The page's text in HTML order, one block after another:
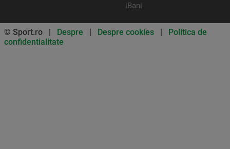
iBani
© Sport.ro | Despre | Despre cookies | Politica de
confidentialitate